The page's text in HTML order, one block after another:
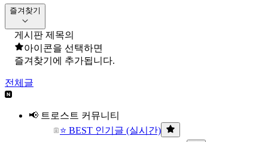
즐겨찾기
게시판 제목의
아이콘을 선택하면
즐겨찾기에 추가됩니다.
전체글
📢 트로스트 커뮤니티
⭐ BEST 인기글 (실시간)